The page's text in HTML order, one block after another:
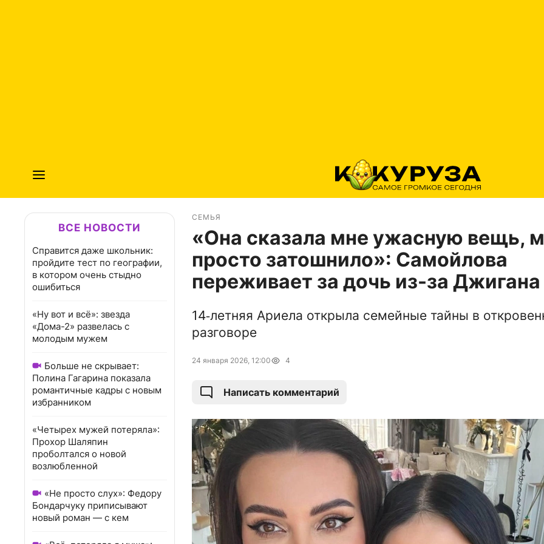
ВСЕ НОВОСТИ
Справится даже школьник:
пройдите тест по географии,
в котором очень стыдно
ошибиться
«Ну вот и всё»: звезда
«Дома-2» развелась с
молодым мужем
Больше не скрывает:
Полина Гагарина показала
романтичные кадры с новым
избранником
«Четырех мужей потеряла»:
Прохор Шаляпин
проболтался о новой
возлюбленной
«Не просто слух»: Федору
Бондарчуку приписывают
новый роман — с кем
СЕМЬЯ
«Она сказала мне ужасную вещь,
просто затошнило»: Самойлова
переживает за дочь из-за Джигана
14‑летняя Ариела открыла семейные тайны в
разговоре
24 января 2026, 12:00 4
Написать комментарий